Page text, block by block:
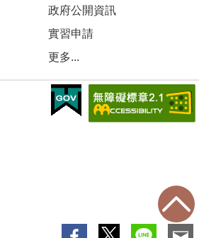
政府公開資訊
實習申請
更多...